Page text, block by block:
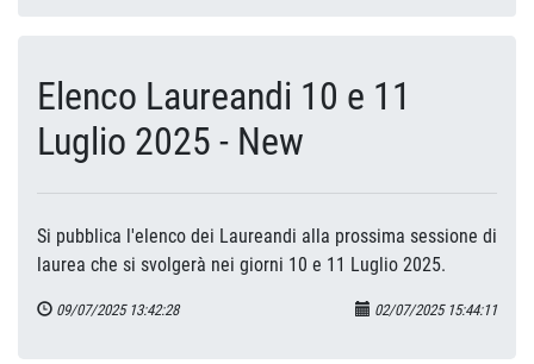
Elenco Laureandi 10 e 11
Luglio 2025 - New
Si pubblica l'elenco dei Laureandi alla prossima sessione di
laurea che si svolgerà nei giorni 10 e 11 Luglio 2025.
09/07/2025 13:42:28 02/07/2025 15:44:11